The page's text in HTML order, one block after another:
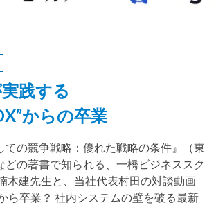
践する
からの卒業
ての競争戦略：優れた戦略の条件』（東
どの著書で知られる、一橋ビジネススク
木建先生と、当社代表村田の対談動画
ら卒業？ 社内システムの壁を破る最新